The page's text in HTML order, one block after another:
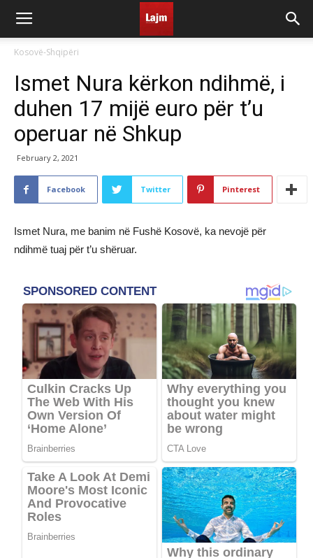
Kosovë-Shqipëri
Ismet Nura kërkon ndihmë, i
duhen 17 mijë euro për t’u
operuar në Shkup
February 2, 2021
Facebook Twitter Pinterest
Ismet Nura, me banim në Fushë Kosovë, ka nevojë për
ndihmë tuaj për t’u shëruar.